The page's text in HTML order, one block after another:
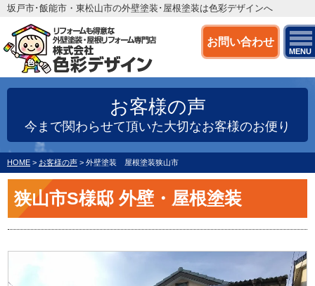
お問い合わせ
MENU
坂戸市･飯能市・東松山市の外壁塗装･屋根塗装は色彩デザインへ
お客様の声
今まで関わらせて頂いた大切なお客様のお便り
HOME > お客様の声 > 外壁塗装 屋根塗装狭山市
狭山市S様邸 外壁・屋根塗装